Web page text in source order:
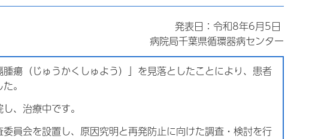
発表日：令和8年6月5日
病院局千葉県循環器病センター
腫瘍（じゅうかくしゅよう）」 を見落としたことにより、患者
。
、治療中です。
員会を設置し、原因究明と再発防止に向けた調査・検討を行